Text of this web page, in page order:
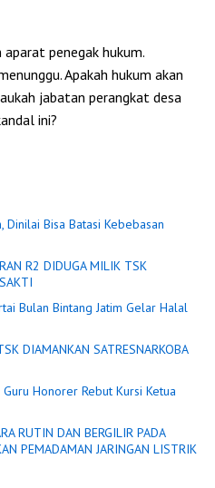
penegak hukum.
Apakah hukum akan
jabatan perangkat desa
ini?
Bisa Batasi Kebebasan
R2 DIDUGA MILIK TSK
SAKTI
Bulan Bintang Jatim Gelar Halal
Honorer Rebut Kursi Ketua
PEMADAMAN JARINGAN LISTRIK